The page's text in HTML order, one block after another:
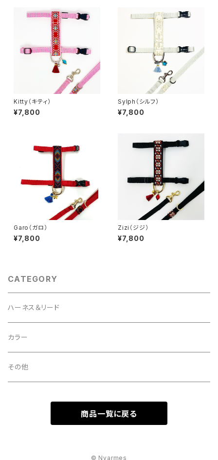
Kitty（キティ）
¥7,800
Sylph（シルフ）
¥7,800
Garo（ガロ）
¥7,800
Zizi（ジジ）
¥7,800
CATEGORY
ハーネス＆リード
カラー
その他
商品一覧に戻る
© Nyarmes